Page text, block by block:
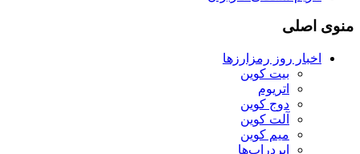
منوی اصلی
اخبار روز رمزارزها
بیت کوین
اتریوم
دوج کوین
آلت کوین
میم کوین‌
ایردراپ‌ها